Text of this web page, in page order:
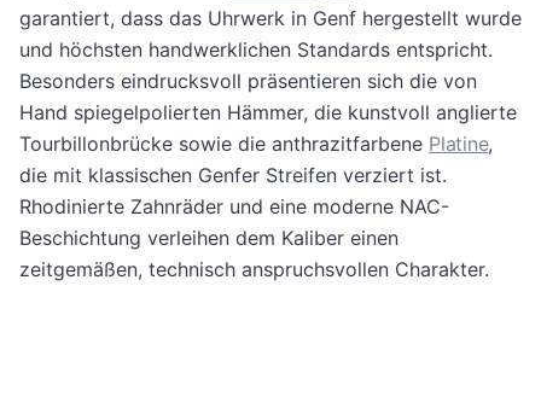
garantiert, dass das Uhrwerk in Genf hergestellt wurde
und höchsten handwerklichen Standards entspricht.
Besonders eindrucksvoll präsentieren sich die von
Hand spiegelpolierten Hämmer, die kunstvoll anglierte
Tourbillonbrücke sowie die anthrazitfarbene Platine,
die mit klassischen Genfer Streifen verziert ist.
Rhodinierte Zahnräder und eine moderne NAC-
Beschichtung verleihen dem Kaliber einen
zeitgemäßen, technisch anspruchsvollen Charakter.